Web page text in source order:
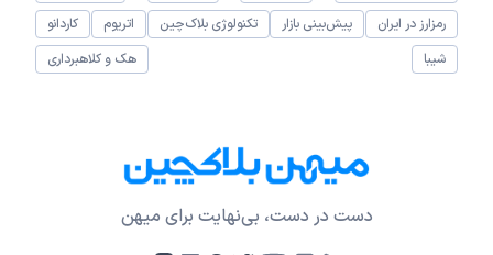
رمزارز در ایران
پیش‌بینی بازار تکنولوژی بلاک‌چین اتریوم
کاردانو
شیبا
هک و کلاهبرداری
دست در دست، بی‌نهایت برای میهن